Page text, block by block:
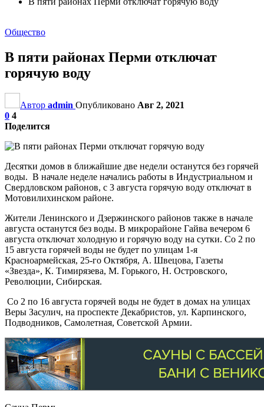
Общество
В пяти районах Перми отключат
горячую воду
Автор admin Опубликовано Авг 2, 2021
0 4
Поделится
Десятки домов в ближайшие две недели останутся без горячей
воды. В начале неделе начались работы в Индустриальном и
Свердловском районов, с 3 августа горячую воду отключат в
Мотовилихинском районе.
Жители Ленинского и Дзержинского районов также в начале
августа останутся без воды. В микрорайоне Гайва вечером 6
августа отключат холодную и горячую воду на сутки. Со 2 по
15 августа горячей воды не будет по улицам 1-я
Красноармейская, 25-го Октября, А. Швецова, Газеты
«Звезда», К. Тимирязева, М. Горького, Н. Островского,
Революции, Сибирская.
Со 2 по 16 августа горячей воды не будет в домах на улицах
Веры Засулич, на проспекте Декабристов, ул. Карпинского,
Подводников, Самолетная, Советской Армии.